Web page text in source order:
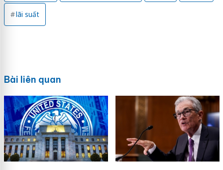
lãi suất
Bài liên quan